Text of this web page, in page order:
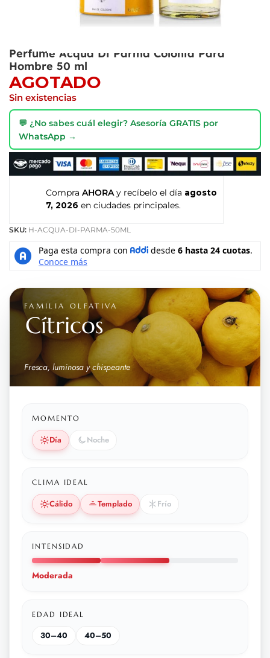
Perfume Acqua Di Parma Colonia Para
Hombre 50 ml
AGOTADO
Sin existencias
💬 ¿No sabes cuál elegir? Asesoría GRATIS por
WhatsApp →
Compra AHORA y recíbelo el día agosto
7, 2026 en ciudades principales.
SKU: H-ACQUA-DI-PARMA-50ML
FAMILIA OLFATIVA
Cítricos
Fresca, luminosa y chispeante
MOMENTO
Día Noche
CLIMA IDEAL
Cálido Templado Frío
INTENSIDAD
Moderada
EDAD IDEAL
30–40 40–50